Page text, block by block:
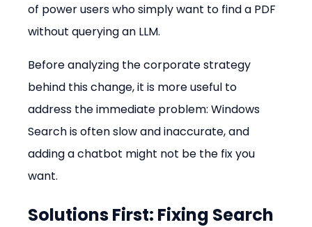
of power users who simply want to find a PDF
without querying an LLM.
Before analyzing the corporate strategy
behind this change, it is more useful to
address the immediate problem: Windows
Search is often slow and inaccurate, and
adding a chatbot might not be the fix you
want.
Solutions First: Fixing Search